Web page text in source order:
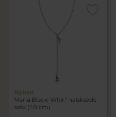
Nyhed
Maria Black 'Whirl' halskæde
sølv (48 cm)